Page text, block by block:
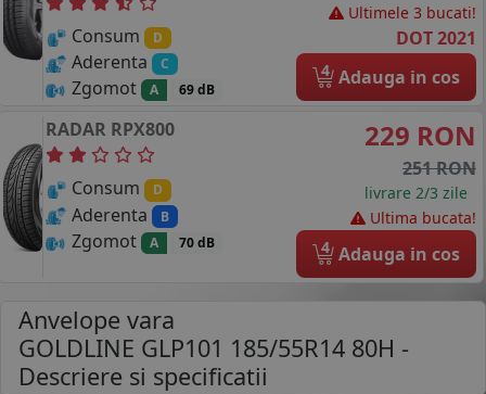
Consum D
Aderenta C
Zgomot A 69 dB
Ultimele 3 bucati!
DOT 2021
4 Adauga in cos
RADAR RPX800
Consum D
Aderenta B
Zgomot A 70 dB
229 RON
251 RON
livrare 2/3 zile
Ultima bucata!
4 Adauga in cos
Anvelope vara
GOLDLINE GLP101 185/55R14 80H -
Descriere si specificatii